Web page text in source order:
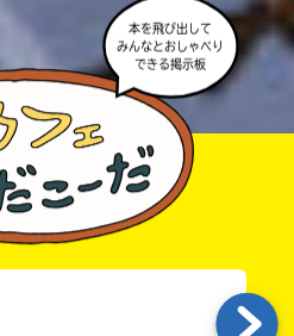
本を飛び出して
みんなとおしゃべり
できる掲示板